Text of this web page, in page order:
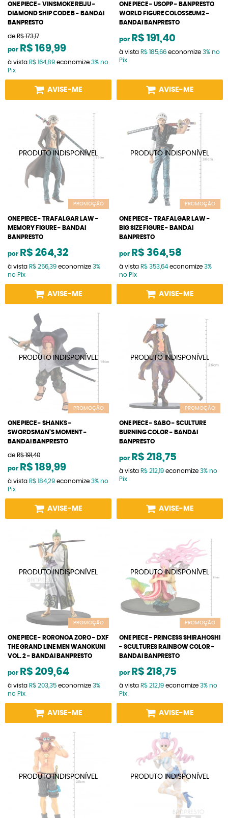
ONE PIECE - VINSMOKE REIJU -
DIAMOND SHIP CODE B - BANDAI
BANPRESTO
de R$ 173,17
por R$ 169,99
à vista R$ 164,89 economize 3% no
Pix
AVISE-ME
ONE PIECE - USOPP - BANPRESTO
WORLD FIGURE COLOSSEUM2 -
BANDAI BANPRESTO
por R$ 191,40
à vista R$ 185,66 economize 3% no
Pix
AVISE-ME
PROMOÇÃO
ONE PIECE - TRAFALGAR LAW -
MEMORY FIGURE - BANDAI
BANPRESTO
por R$ 264,32
à vista R$ 256,39 economize 3%
no Pix
AVISE-ME
PROMOÇÃO
ONE PIECE - TRAFALGAR LAW -
BIG SIZE FIGURE - BANDAI
BANPRESTO
por R$ 364,58
à vista R$ 353,64economize 3%
no Pix
AVISE-ME
PROMOÇÃO
ONE PIECE - SHANKS -
SWORDSMAN'S MOMENT -
BANDAI BANPRESTO
de R$ 191,40
por R$ 189,99
à vista R$ 184,29 economize 3% no
Pix
AVISE-ME
PROMOÇÃO
ONE PIECE - SABO - SCULTURE
BURNING COLOR - BANDAI
BANPRESTO
por R$ 218,75
à vista R$ 212,19 economize 3% no
Pix
AVISE-ME
PROMOÇÃO
ONE PIECE - RORONOA ZORO - DXF
THE GRAND LINE MEN WANOKUNI
VOL. 2 - BANDAI BANPRESTO
por R$ 209,64
à vista R$ 203,35 economize 3%
no Pix
AVISE-ME
PROMOÇÃO
ONE PIECE - PRINCESS SHIRAHOSHI
- SCULTURES RAINBOW COLOR -
BANDAI BANPRESTO
por R$ 218,75
à vista R$ 212,19 economize 3% no
Pix
AVISE-ME